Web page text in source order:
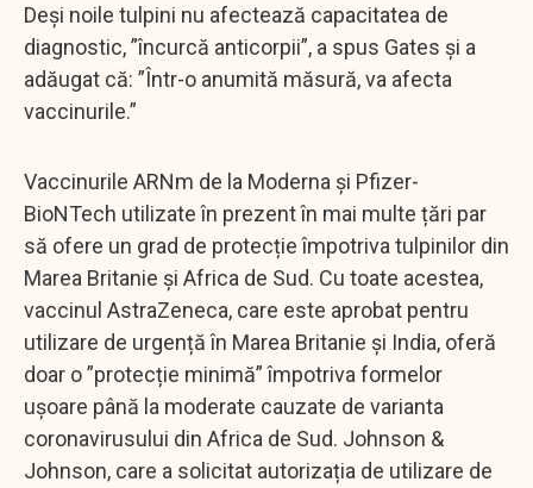
Deși noile tulpini nu afectează capacitatea de
diagnostic, ”încurcă anticorpii”, a spus Gates și a
adăugat că: ”Într-o anumită măsură, va afecta
vaccinurile.”
Vaccinurile ARNm de la Moderna și Pfizer-
BioNTech utilizate în prezent în mai multe țări par
să ofere un grad de protecție împotriva tulpinilor din
Marea Britanie și Africa de Sud. Cu toate acestea,
vaccinul AstraZeneca, care este aprobat pentru
utilizare de urgență în Marea Britanie și India, oferă
doar o ”protecție minimă” împotriva formelor
ușoare până la moderate cauzate de varianta
coronavirusului din Africa de Sud. Johnson &
Johnson, care a solicitat autorizația de utilizare de